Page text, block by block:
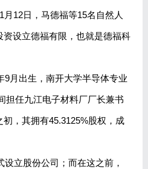
12日，马德福等15名自然人
设立德福有限，也就是德福科
9月出生，南开大学半导体专业
担任九江电子材料厂厂长兼书
，其拥有45.3125%股权，成
立股份公司；而在这之前，